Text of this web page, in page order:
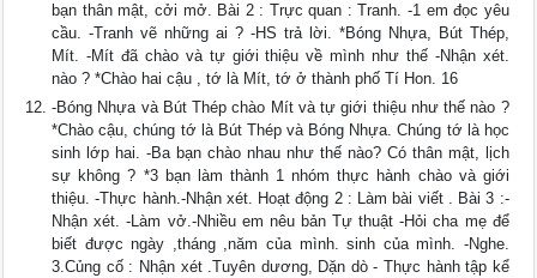
bạn thân mật, cởi mở. Bài 2 : Trực quan : Tranh. -1 em đọc yêu
cầu. -Tranh vẽ những ai ? -HS trả lời. *Bóng Nhựa, Bút Thép,
Mít. -Mít đã chào và tự giới thiệu về mình như thế -Nhận xét.
nào ? *Chào hai cậu , tớ là Mít, tớ ở thành phố Tí Hon. 16
-Bóng Nhựa và Bút Thép chào Mít và tự giới thiệu như thế nào ?
*Chào cậu, chúng tớ là Bút Thép và Bóng Nhựa. Chúng tớ là học
sinh lớp hai. -Ba bạn chào nhau như thế nào? Có thân mật, lịch
sự không ? *3 bạn làm thành 1 nhóm thực hành chào và giới
thiệu. -Thực hành.-Nhận xét. Hoạt động 2 : Làm bài viết . Bài 3 :-
Nhận xét. -Làm vở.-Nhiều em nêu bản Tự thuật -Hỏi cha mẹ để
biết được ngày ,tháng ,năm của mình. sinh của mình. -Nghe.
3.Củng cố : Nhận xét .Tuyên dương, Dặn dò - Thực hành tập kể